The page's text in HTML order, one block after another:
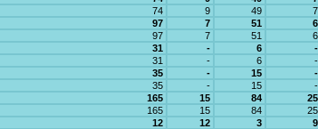
74 9 49 7
97 7 51 6
97 7 51 6
31 - 6 -
31 - 6 -
35 - 15 -
35 - 15 -
165 15 84 25
165 15 84 25
12 12 3 9